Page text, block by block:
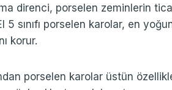
direnci, porselen zeminlerin
5 sınıfı porselen karolar, en
korur.
porselen karolar üstün